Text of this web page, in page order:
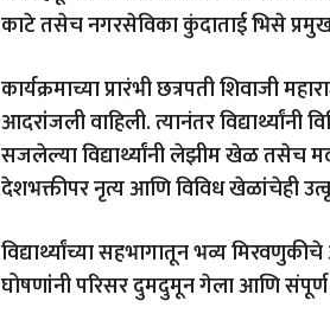
काटे तसेच नगरसेविका कुंदाताई भिसे
कार्यक्रमाच्या प्रारंभी छत्रपती शिवाजी
आदरांजली वाहिली. त्यानंतर
सजलेल्या विद्यार्थ्यांनी लेझीम खेळ तसेच
देशभक्तीपर नृत्य आणि विविध खेळांचेही
विद्यार्थ्यांच्या सहभागातून भव्य
घोषणांनी परिसर दुमदुमून गेला आणि